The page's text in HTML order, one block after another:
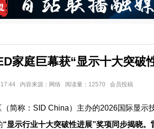
家庭巨幕获“显示十大突破
17:44 内容来源：网络 阅读量：12570 会员投稿
简称：SID China）主办的2026国际显示
“显示行业十大突破性进展”奖项同步揭晓。